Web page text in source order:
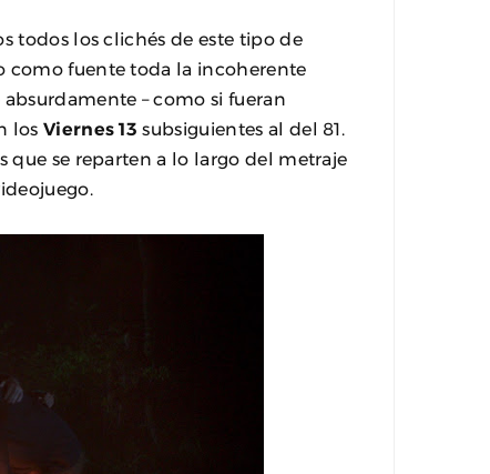
todos los clichés de este tipo de
como fuente toda la incoherente
– como si fueran
los Viernes 13subsiguientes al del 81.
que se reparten a lo largo del metraje